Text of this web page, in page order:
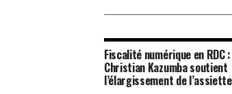
Fiscalité numérique en RDC :
Christian Kazumba soutient
l’élargissement de